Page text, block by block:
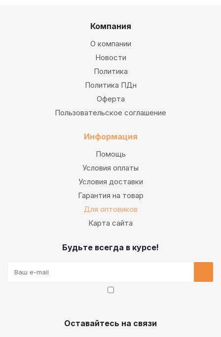
Компания
О компании
Новости
Политика
Политика ПДн
Оферта
Пользовательское соглашение
Информация
Помощь
Условия оплаты
Условия доставки
Гарантия на товар
Для оптовиков
Карта сайта
Будьте всегда в курсе!
Оставайтесь на связи